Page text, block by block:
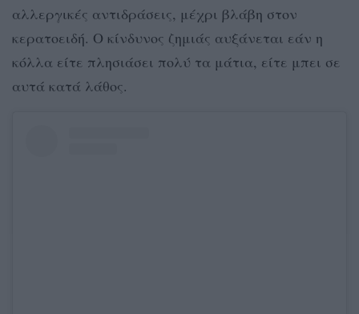
αλλεργικές αντιδράσεις, μέχρι βλάβη στον
κερατοειδή. Ο κίνδυνος ζημιάς αυξάνεται εάν η
κόλλα είτε πλησιάσει πολύ τα μάτια, είτε μπει σε
αυτά κατά λάθος.